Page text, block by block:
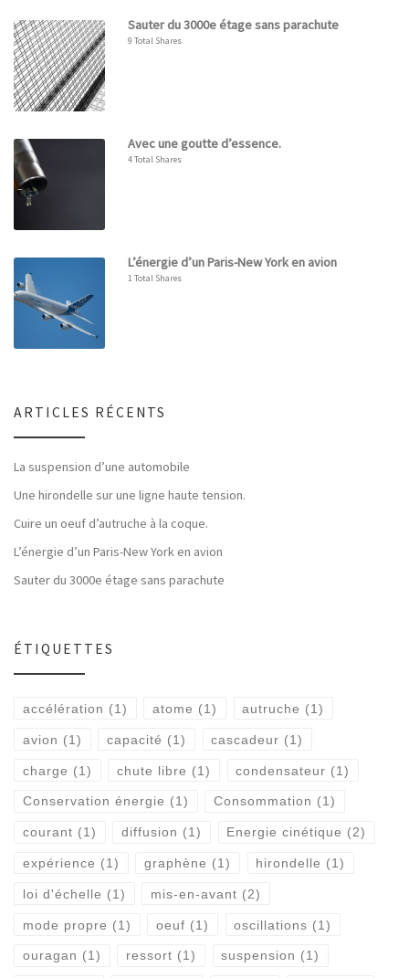
Sauter du 3000e étage sans parachute
9 Total Shares
Avec une goutte d’essence.
4 Total Shares
L’énergie d’un Paris-New York en avion
1 Total Shares
ARTICLES RÉCENTS
La suspension d’une automobile
Une hirondelle sur une ligne haute tension.
Cuire un oeuf d’autruche à la coque.
L’énergie d’un Paris-New York en avion
Sauter du 3000e étage sans parachute
ÉTIQUETTES
accélération (1) atome (1) autruche (1)
avion (1) capacité (1) cascadeur (1)
charge (1) chute libre (1) condensateur (1)
Conservation énergie (1) Consommation (1)
courant (1) diffusion (1) Energie cinétique (2)
expérience (1) graphène (1) hirondelle (1)
loi d'échelle (1) mis-en-avant (2)
mode propre (1) oeuf (1) oscillations (1)
ouragan (1) ressort (1) suspension (1)